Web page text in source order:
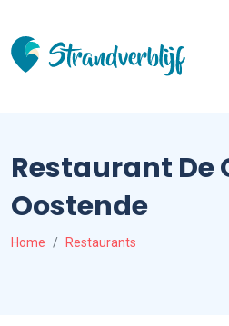
Restaurant De
Oostende
Home Restaurants